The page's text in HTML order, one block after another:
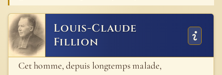
Louis-Claude
Fillion
Cet homme, depuis longtemps malade,